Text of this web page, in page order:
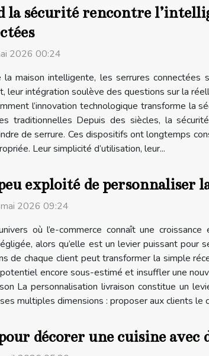
la sécurité rencontre
2026 00:24
la maison intelligente, les serrures
leur intégration soulève des questions sur la
l’innovation technologique transforme la
traditionnelles Depuis des siècles, la
de serrure. Ces dispositifs ont longtemps
Leur simplicité d’utilisation, leur...
exploité de personnaliser
2026 09:24
où l’e-commerce connaît une
alors qu’elle est un levier puissant pour
de chaque client peut transformer la simple
encore sous-estimé et insuffler une
La personnalisation livraison constitue un
multiples dimensions : proposer aux clients le
décorer une cuisine avec